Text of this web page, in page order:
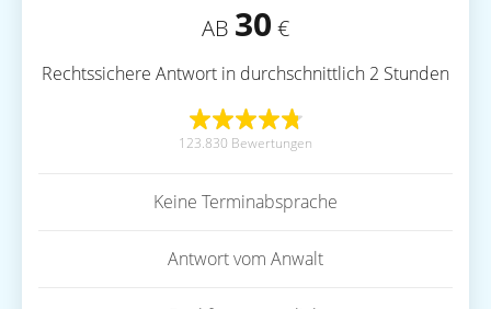
AB 30 €
Rechtssichere Antwort in durchschnittlich 2 Stunden
123.830 Bewertungen
Keine Terminabsprache
Antwort vom Anwalt